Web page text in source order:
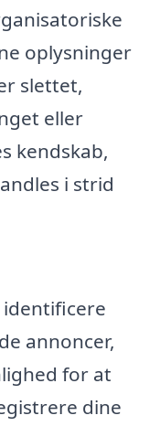
oplysninger
slettet,
eller
kendskab,
i strid
annoncer,
for at
dine